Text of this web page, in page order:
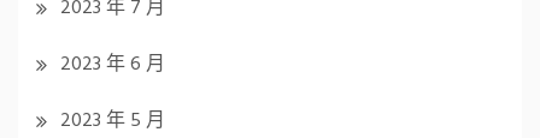
2023 年 7 月
2023 年 6 月
2023 年 5 月